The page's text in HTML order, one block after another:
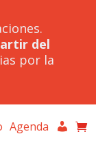
del
por la
Agenda